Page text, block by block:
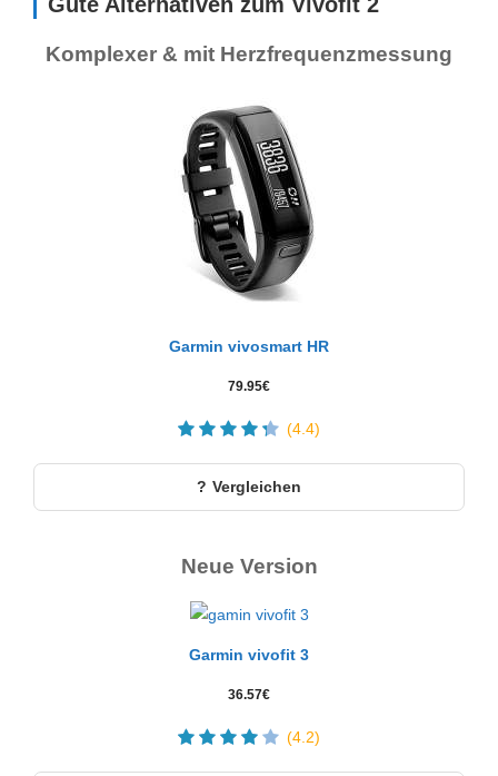
Komplexer & mit Herzfrequenzmessung
Garmin vivosmart HR
79.95€
(4.4)
Vergleichen
Neue Version
Garmin vivofit 3
36.57€
(4.2)